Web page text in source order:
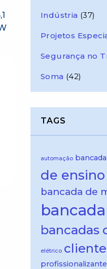
Indústria (37)
Projetos
Segurança no
Soma (42)
TAGS
automação
de ensino
bancada de
bancadas
elétrico
profissionalizante